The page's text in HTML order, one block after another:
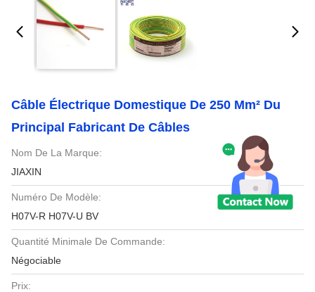
Câble Électrique Domestique De 250 Mm² Du
Principal Fabricant De Câbles
Nom De La Marque:
JIAXIN
Numéro De Modèle:
H07V-R H07V-U BV
Quantité Minimale De Commande:
Négociable
Prix: